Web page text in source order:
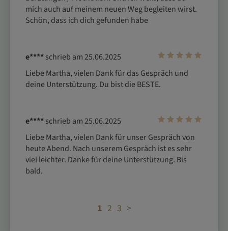
mich auch auf meinem neuen Weg begleiten wirst.
Schön, dass ich dich gefunden habe
e****schrieb am 25.06.2025
Liebe Martha, vielen Dank für das Gespräch und
deine Unterstützung. Du bist die BESTE.
e****schrieb am 25.06.2025
Liebe Martha, vielen Dank für unser Gespräch von
heute Abend. Nach unserem Gespräch ist es sehr
viel leichter. Danke für deine Unterstützung. Bis
bald.
1 2 3 >